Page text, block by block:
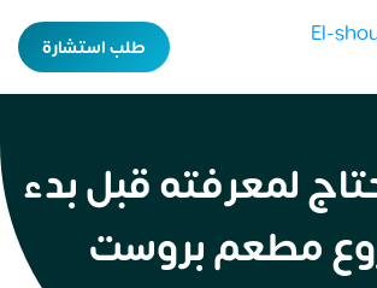
طلب استشارة
لمعرفته قبل بدء
مطعم بروست